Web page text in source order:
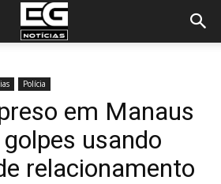
Polícia
em Manaus
usando
relacionamento